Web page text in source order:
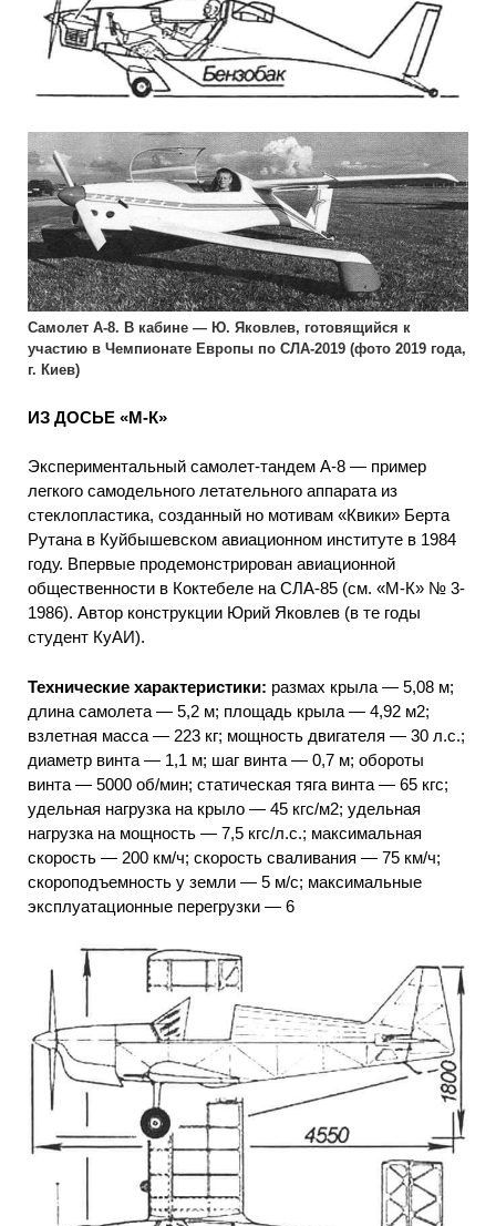
Самолет А-8. В кабине — Ю. Яковлев, готовящийся к
участию в Чемпионате Европы по СЛА-2019 (фото 2019 года,
г. Киев)
ИЗ ДОСЬЕ «М-К»
Экспериментальный самолет-тандем А-8 — пример
легкого самодельного летательного аппарата из
стеклопластика, созданный но мотивам «Квики» Берта
Рутана в Куйбышевском авиационном институте в 1984
году. Впервые продемонстрирован авиационной
общественности в Коктебеле на СЛА-85 (см. «М-К» № 3-
1986). Автор конструкции Юрий Яковлев (в те годы
студент КуАИ).
Технические характеристики: размах крыла — 5,08 м;
длина самолета — 5,2 м; площадь крыла — 4,92 м2;
взлетная масса — 223 кг; мощность двигателя — 30 л.с.;
диаметр винта — 1,1 м; шаг винта — 0,7 м; обороты
винта — 5000 об/мин; статическая тяга винта — 65 кгс;
удельная нагрузка на крыло — 45 кгс/м2; удельная
нагрузка на мощность — 7,5 кгс/л.с.; максимальная
скорость — 200 км/ч; скорость сваливания — 75 км/ч;
скороподъемность у земли — 5 м/с; максимальные
эксплуатационные перегрузки — 6